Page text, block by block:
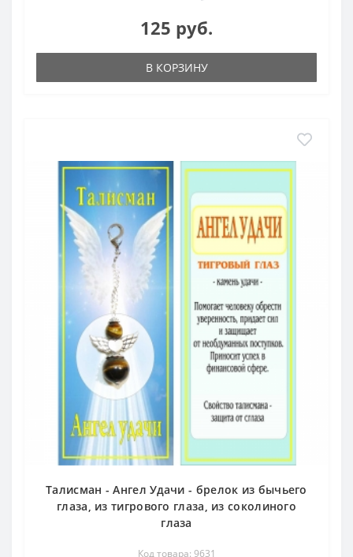
125 руб.
В КОРЗИНУ
Талисман - Ангел Удачи - брелок из бычьего
глаза, из тигрового глаза, из соколиного
глаза
Код товара: 9631